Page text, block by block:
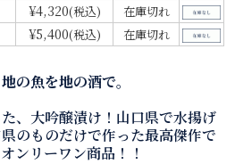
¥4,320(税込)
在庫切れ
¥5,400(税込) 在庫切れ
の魚を地の酒で。
、大吟醸漬け！山口県で水揚げ
のものだけで作った最高傑作で
ンリーワン商品！！